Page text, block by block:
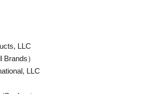
LLC
）
LLC